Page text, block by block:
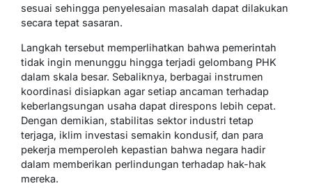
sesuai sehingga penyelesaian masalah dapat dilakukan
secara tepat sasaran.
Langkah tersebut memperlihatkan bahwa pemerintah
tidak ingin menunggu hingga terjadi gelombang PHK
dalam skala besar. Sebaliknya, berbagai instrumen
koordinasi disiapkan agar setiap ancaman terhadap
keberlangsungan usaha dapat direspons lebih cepat.
Dengan demikian, stabilitas sektor industri tetap
terjaga, iklim investasi semakin kondusif, dan para
pekerja memperoleh kepastian bahwa negara hadir
dalam memberikan perlindungan terhadap hak-hak
mereka.